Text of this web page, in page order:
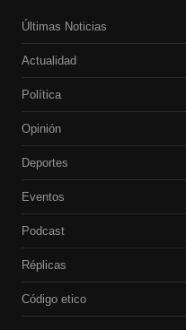
Últimas Noticias
Actualidad
Política
Opinión
Deportes
Eventos
Podcast
Réplicas
Código etico